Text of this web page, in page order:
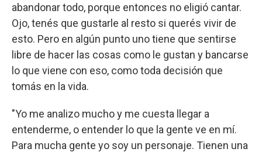
abandonar todo, porque entonces no eligió cantar.
Ojo, tenés que gustarle al resto si querés vivir de
esto. Pero en algún punto uno tiene que sentirse
libre de hacer las cosas como le gustan y bancarse
lo que viene con eso, como toda decisión que
tomás en la vida.
"Yo me analizo mucho y me cuesta llegar a
entenderme, o entender lo que la gente ve en mí.
Para mucha gente yo soy un personaje. Tienen una